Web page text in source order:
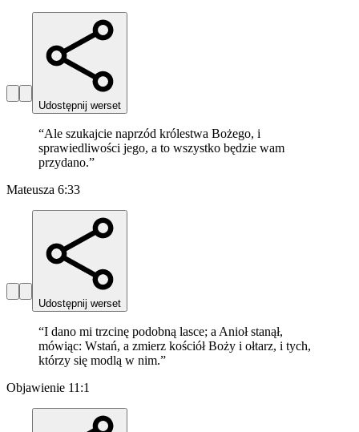
Udostępnij werset
“Ale szukajcie naprzód królestwa Bożego, i
sprawiedliwości jego, a to wszystko będzie wam
przydano.”
Mateusza 6:33
Udostępnij werset
“I dano mi trzcinę podobną lasce; a Anioł stanął,
mówiąc: Wstań, a zmierz kościół Boży i ołtarz, i tych,
którzy się modlą w nim.”
Objawienie 11:1